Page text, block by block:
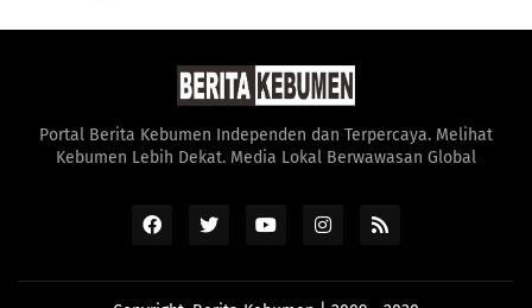
Portal Berita Kebumen Independen dan Terpercaya. Melihat
Kebumen Lebih Dekat. Media Lokal Berwawasan Global